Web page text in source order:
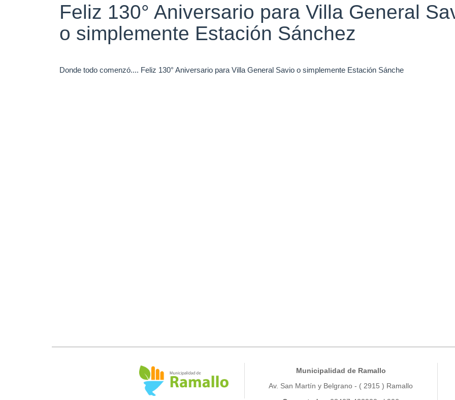
Feliz 130° Aniversario para Villa General
o simplemente Estación Sánchez
Donde todo comenzó.... Feliz 130° Aniversario para Villa General Savio o simplemente Estación Sánche
Municipalidad de Ramallo
Av. San Martín y Belgrano - ( 2915 ) Ramallo